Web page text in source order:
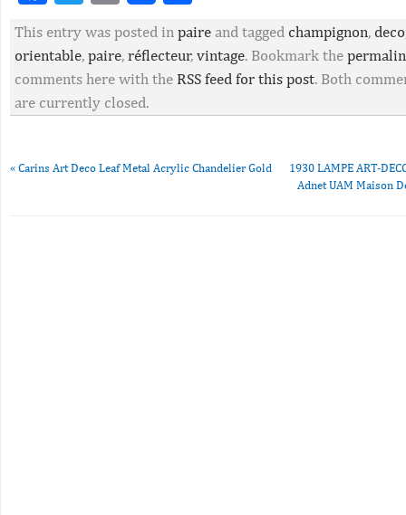
This entry was posted in paire and tagged champignon, deco
orientable, paire, réflecteur, vintage. Bookmark the
comments here with the RSS feed for this post. Both
are currently closed.
« Carins Art Deco Leaf Metal Acrylic Chandelier Gold
1930 LAMPE ART-
Adnet UAM Maison